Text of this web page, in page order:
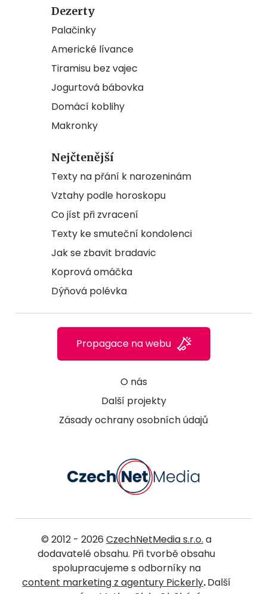
Dezerty
Palačinky
Americké lívance
Tiramisu bez vajec
Jogurtová bábovka
Domácí koblihy
Makronky
Nejčtenější
Texty na přání k narozeninám
Vztahy podle horoskopu
Co jíst při zvracení
Texty ke smuteční kondolenci
Jak se zbavit bradavic
Koprová omáčka
Dýňová polévka
O nás
Další projekty
Zásady ochrany osobních údajů
Propagace na webu
© 2012 - 2026 CzechNetMedia s.r.o. a
dodavatelé obsahu. Při tvorbě obsahu
spolupracujeme s odborníky na
content marketing z agentury Pickerly.Další